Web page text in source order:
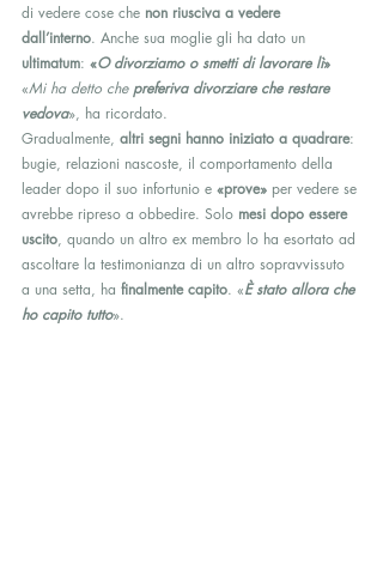
di vedere cose che non riusciva a vedere
dall’interno. Anche sua moglie gli ha dato un
ultimatum: «O divorziamo o smetti di lavorare lì»
«Mi ha detto che preferiva divorziare che restare
vedova», ha ricordato.
Gradualmente, altri segni hanno iniziato a quadrare:
bugie, relazioni nascoste, il comportamento della
leader dopo il suo infortunio e «prove» per vedere se
avrebbe ripreso a obbedire. Solo mesi dopo essere
uscito, quando un altro ex membro lo ha esortato ad
ascoltare la testimonianza di un altro sopravvissuto
a una setta, ha finalmente capito. «È stato allora che
ho capito tutto».